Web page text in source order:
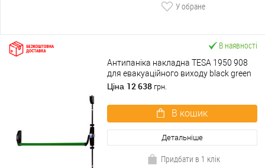
У обране
В наявності
Антипаніка накладна TESA 1950 908
для евакуаційного виходу black green
чорно-зелений
Ціна 12 638 грн.
В кошик
Детальніше
Придбати в 1 клік